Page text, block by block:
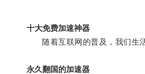
十大免费加速神器
随着互联网的普及，我们生活
永久翻国的加速器